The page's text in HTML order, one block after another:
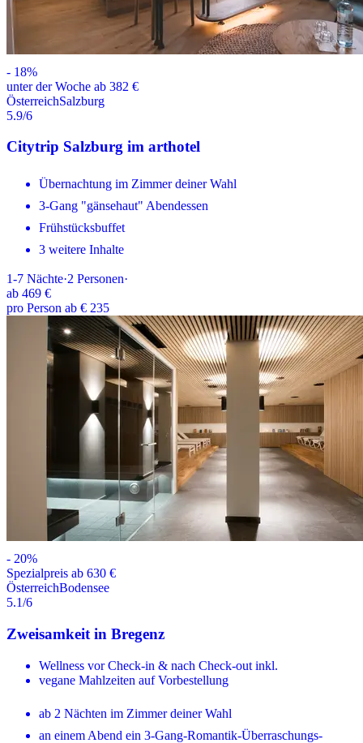
- 18%
unter der Woche ab 382 €
ÖsterreichSalzburg
5.9/6
Citytrip Salzburg im arthotel
Übernachtung im Zimmer deiner Wahl
3-Gang "gänsehaut" Abendessen
Frühstücksbuffet
3 weitere Inhalte
1-7 Nächte·2 Personen·
ab 469 €
pro Person ab € 235
- 20%
Spezialpreis ab 630 €
ÖsterreichBodensee
5.1/6
Zweisamkeit in Bregenz
Wellness vor Check-in & nach Check-out inkl.
vegane Mahlzeiten auf Vorbestellung
ab 2 Nächten im Zimmer deiner Wahl
an einem Abend ein 3-Gang-Romantik-Überraschungs-